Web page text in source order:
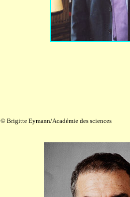
© Brigitte Eymann/Académie des sciences